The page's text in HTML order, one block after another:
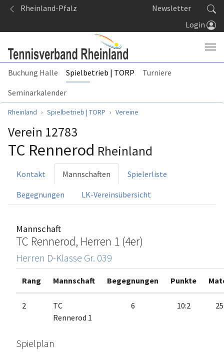
Springe zum Seiteninhalt
Rheinland-Pfalz
Newsletter
Login
Buchung Halle Spielbetrieb | TORP
Turniere
Seminarkalender
Sie sind hier:
Rheinland Spielbetrieb | TORP Vereine
Verein 12783
TC Rennerod Rheinland
Kontakt Mannschaften Spielerliste
Begegnungen LK-Vereinsübersicht
Mannschaft
TC Rennerod, Herren 1 (4er)
Herren D-Klasse Gr. 039
Rang Mannschaft Begegnungen Punkte
2
TC
Rennerod 1
6 10:2
Spielplan